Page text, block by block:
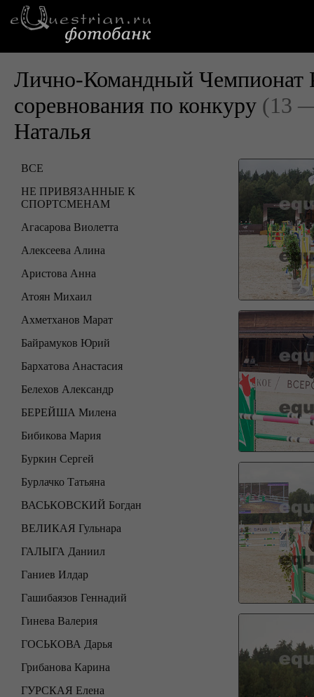
Лично-Командный Чемпионат
соревнования по конкуру (13
Наталья
ВСЕ
НЕ ПРИВЯЗАННЫЕ К
СПОРТСМЕНАМ
Агасарова Виолетта
Алексеева Алина
Аристова Анна
Атоян Михаил
Ахметханов Марат
Байрамуков Юрий
Бархатова Анастасия
Белехов Александр
БЕРЕЙША Милена
Бибикова Мария
Буркин Сергей
Бурлачко Татьяна
ВАСЬКОВСКИЙ Богдан
ВЕЛИКАЯ Гульнара
ГАЛЫГА Даниил
Ганиев Илдар
Гашибаязов Геннадий
Гинева Валерия
ГОСЬКОВА Дарья
Грибанова Карина
ГУРСКАЯ Елена